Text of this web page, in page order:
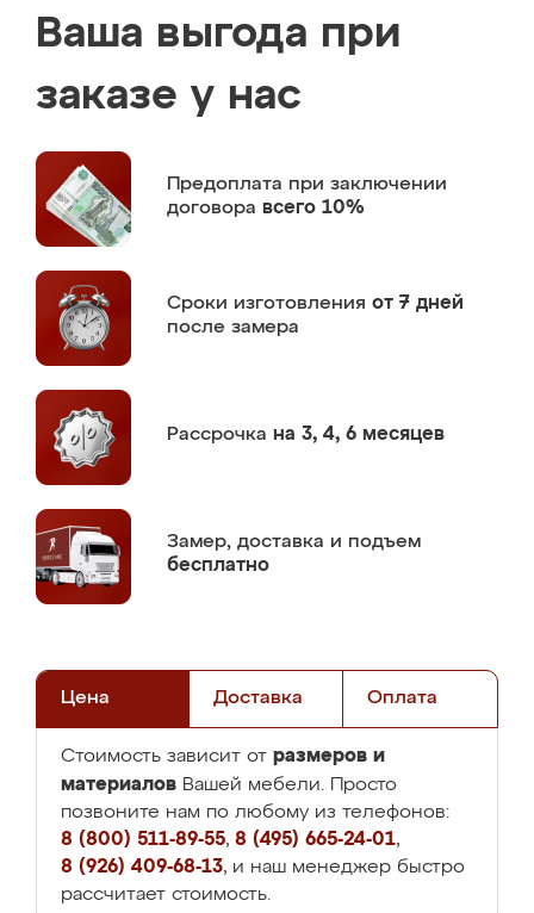
Ваша выгода при
заказе у нас
Предоплата при заключении
договора всего 10%
Сроки изготовления от 7 дней
после замера
Рассрочка на 3, 4, 6 месяцев
Замер, доставка и подъем
бесплатно
Цена Доставка Оплата
Стоимость зависит от размеров и
материалов Вашей мебели. Просто
позвоните нам по любому из телефонов:
8 (800) 511-89-55, 8 (495) 665-24-01,
8 (926) 409-68-13, и наш менеджер быстро
рассчитает стоимость.